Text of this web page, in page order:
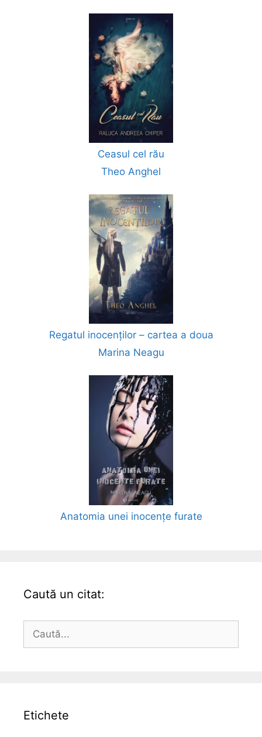
Ceasul cel rău
Theo Anghel
Regatul inocenților – cartea a doua
Marina Neagu
Anatomia unei inocențe furate
Caută un citat:
după:
Etichete